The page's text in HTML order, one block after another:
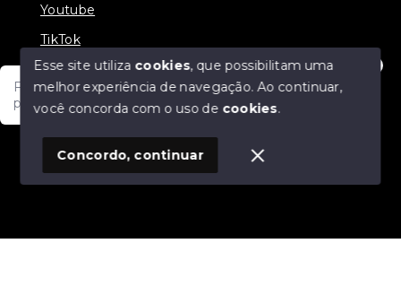
Fale com um de nossos consultores! Estamos
prontos para atende-lo e orienta-lo!
Youtube
TikTok
© Copyright 2026 - JDF NEGOCIOS IMOBILIARIOS -
SITE PARA IMOBILIARIA
Esse site utiliza cookies, que possibilitam uma
melhor experiência de navegação.Ao continuar,
você concorda com o uso de cookies.
Concordo, continuar